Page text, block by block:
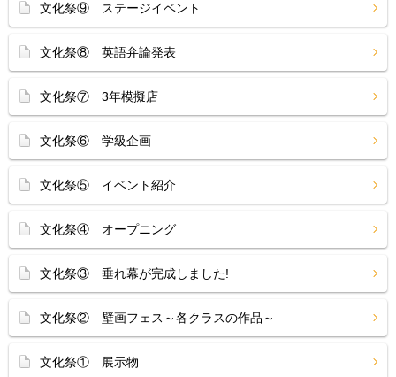
文化祭⑨ ステージイベント
文化祭⑧ 英語弁論発表
文化祭⑦ 3年模擬店
文化祭⑥ 学級企画
文化祭⑤ イベント紹介
文化祭④ オープニング
文化祭③ 垂れ幕が完成しました!
文化祭② 壁画フェス～各クラスの作品～
文化祭① 展示物